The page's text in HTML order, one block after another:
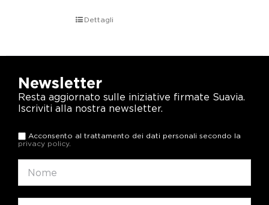
Dettagli
Newsletter
Resta aggiornato sulle iniziative firmate Suavia.
Iscriviti alla nostra newsletter.
Acconsento al trattamento dei dati personali secondo la
privacy policy.